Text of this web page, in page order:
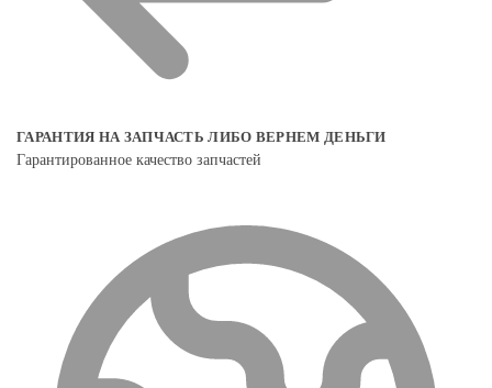
ГАРАНТИЯ НА ЗАПЧАСТЬ ЛИБО ВЕРНЕМ ДЕНЬГИ
Гарантированное качество запчастей